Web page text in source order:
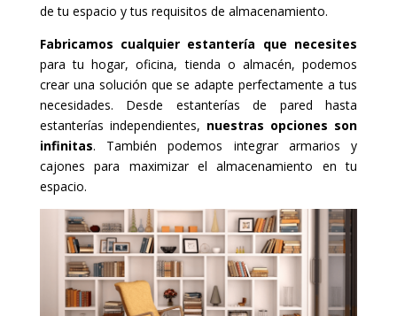
de tu espacio y tus requisitos de almacenamiento.
Fabricamos cualquier estantería que necesites
para tu hogar, oficina, tienda o almacén, podemos
crear una solución que se adapte perfectamente a tus
necesidades. Desde estanterías de pared hasta
estanterías independientes, nuestras opciones son
infinitas. También podemos integrar armarios y
cajones para maximizar el almacenamiento en tu
espacio.